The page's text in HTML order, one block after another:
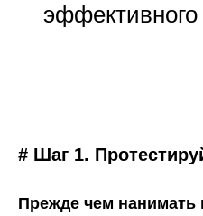
# Шаг 1.
Прежде чем нанимать